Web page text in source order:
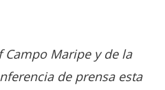
Maripe y de la
de prensa esta